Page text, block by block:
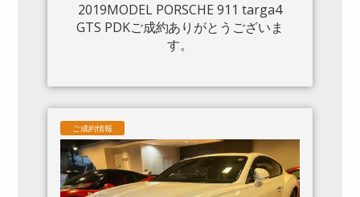
2019MODEL PORSCHE 911 targa4
GTS PDKご成約ありがとうございま
す。
ご成約情報